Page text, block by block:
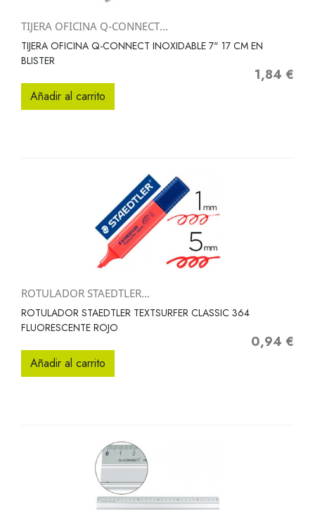
TIJERA OFICINA Q-CONNECT...
TIJERA OFICINA Q-CONNECT INOXIDABLE 7" 17 CM EN
BLISTER
Precio
1,84 €
Añadir al carrito
ROTULADOR STAEDTLER...
ROTULADOR STAEDTLER TEXTSURFER CLASSIC 364
FLUORESCENTE ROJO
Precio
0,94 €
Añadir al carrito